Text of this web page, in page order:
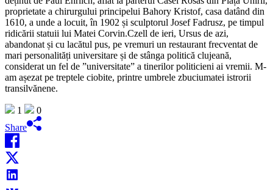
proprietate a chirurgului principelui Bahory Kristof, casa datând din
1610, a unde a locuit, în 1902 și sculptorul Josef Fadrusz, pe timpul
ridicării statuii lui Matei Corvin.Czell de ieri, Ursus de azi,
abandonat și cu lacătul pus, pe vremuri un restaurant frecventat de
mari personalități universitare și de stânga politică clujeană,
considerat un fel de ”universitate” a tinerilor politicieni ai vremii. M-
am așezat pe treptele ciobite, printre umbrele zbuciumatei istrorii
transilvănene.
1
0
Share